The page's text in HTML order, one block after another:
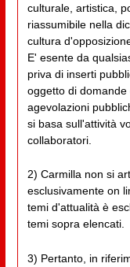
culturale, artistica,
riassumibile nella
cultura
E' esente da
priva di inserti
oggetto di
agevolazioni
si basa sull'attività
collaboratori.
2) Carmilla non si
esclusivamente on
temi d'attualità è
temi sopra elencati.
3) Pertanto, in